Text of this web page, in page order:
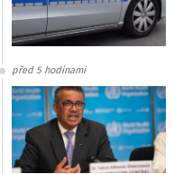
před 5 hodinami